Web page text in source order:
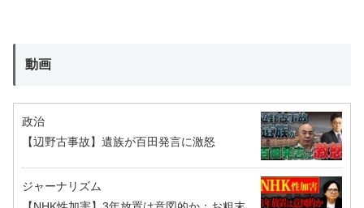
動画
政治
【辺野古事故】遺族が百田発言に激怒
ジャーナリズム